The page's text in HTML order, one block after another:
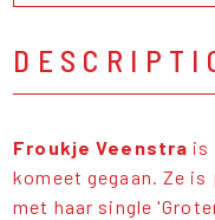
Froukje Veenstra is
komeet gegaan. Ze is
met haar single